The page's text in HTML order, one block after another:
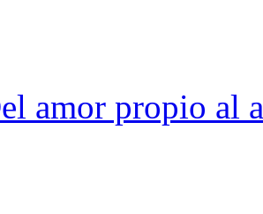
amor propio al